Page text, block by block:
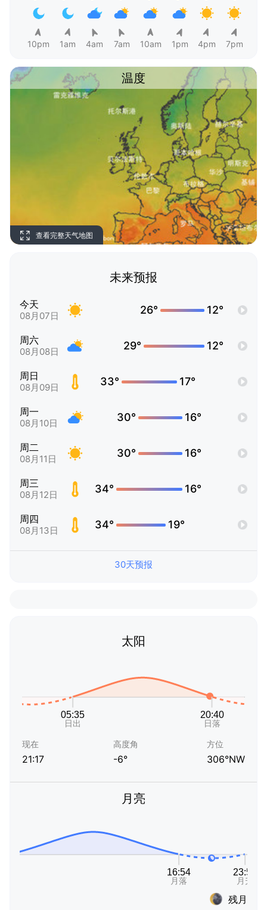
10pm 1am 4am 7am 10am 1pm 4pm 7pm
温度
查看完整天气地图
未来预报
今天
08月07日 26° 12°
周六
08月08日 29° 12°
周日
08月09日 33° 17°
周一
08月10日 30° 16°
周二
08月11日 30° 16°
周三
08月12日 34° 16°
周四
08月13日 34° 19°
30天预报
太阳
现在
21:17
高度角
-6°
方位
306°NW
月亮
残月